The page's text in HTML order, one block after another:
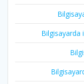
Bilgisayarda